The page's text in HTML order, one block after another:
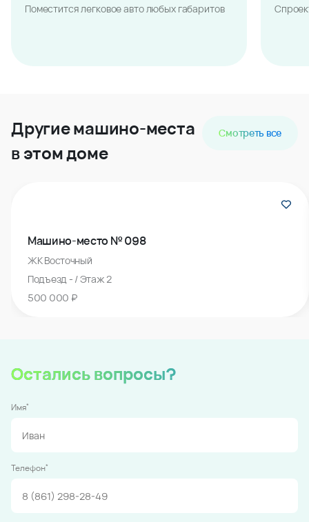
Поместится легковое авто любых габаритов
Другие машино-места
в этом доме
Смотреть все
Машино-место № 098
ЖК Восточный
Подъезд - / Этаж 2
500 000 ₽
Остались вопросы?
Имя*
Телефон*